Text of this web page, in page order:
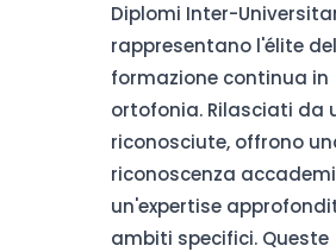
Diplomi Inter-
rappresentano l'élite
formazione continua in
ortofonia. Rilasciati da
riconosciute, offrono
riconoscenza
un'expertise
ambiti specifici. Queste